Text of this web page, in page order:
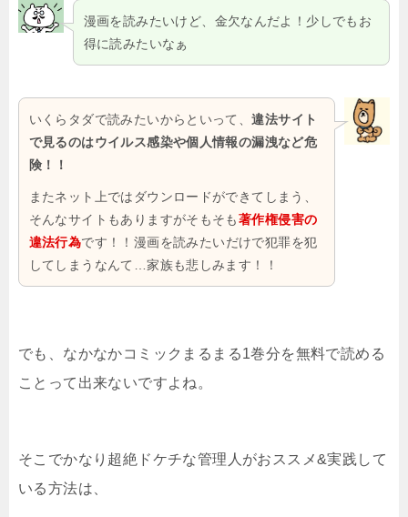
漫画を読みたいけど、金欠なんだよ！少しでもお
得に読みたいなぁ
いくらタダで読みたいからといって、違法サイト
で見るのはウイルス感染や個人情報の漏洩など危
険！！
またネット上ではダウンロードができてしまう、
そんなサイトもありますがそもそも著作権侵害の
違法行為です！！漫画を読みたいだけで犯罪を犯
してしまうなんて…家族も悲しみます！！
でも、なかなかコミックまるまる1巻分を無料で読める
ことって出来ないですよね。
そこでかなり超絶ドケチな管理人がおススメ&実践して
いる方法は、